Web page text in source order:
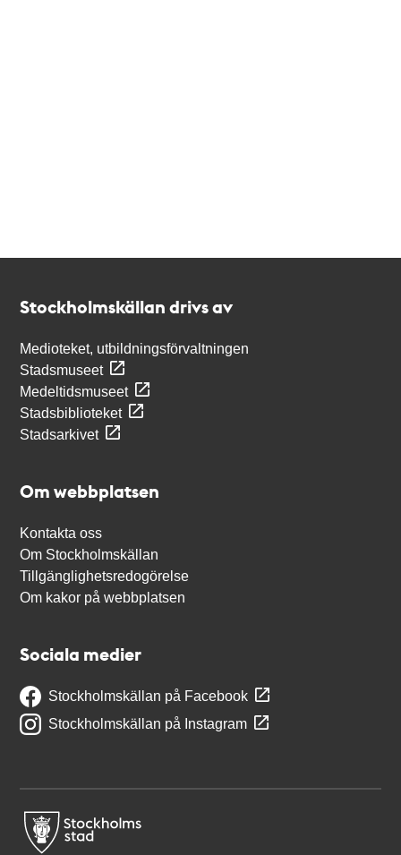
Stockholmskällan drivs av
Medioteket, utbildningsförvaltningen
Stadsmuseet
Medeltidsmuseet
Stadsbiblioteket
Stadsarkivet
Om webbplatsen
Kontakta oss
Om Stockholmskällan
Tillgänglighetsredogörelse
Om kakor på webbplatsen
Sociala medier
Stockholmskällan på Facebook
Stockholmskällan på Instagram